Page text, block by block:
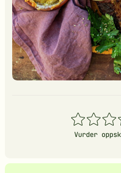
1
stjerner
2
stjerner
3
4
Vurder